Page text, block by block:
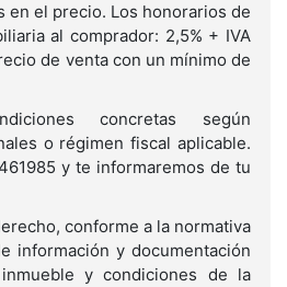
en el precio. Los honorarios de
al comprador: 2,5% + IVA
de venta con un mínimo de
concretas según
o régimen fiscal aplicable.
y te informaremos de tu
conforme a la normativa
información y documentación
y condiciones de la